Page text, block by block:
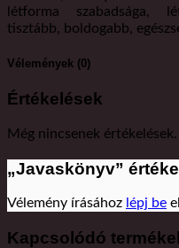
létforma szabadsága,
tisztább, boldogabb,
Vélemények (0)
Értékelések
Még nincsenek értékelések.
„Javaskönyv”
Vélemény írásához lépj be
Kapcsolódó